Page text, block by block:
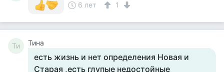
6 лет
1
Ти Тина
есть жизнь и нет определения Новая и
Старая ,есть глупые недостойные